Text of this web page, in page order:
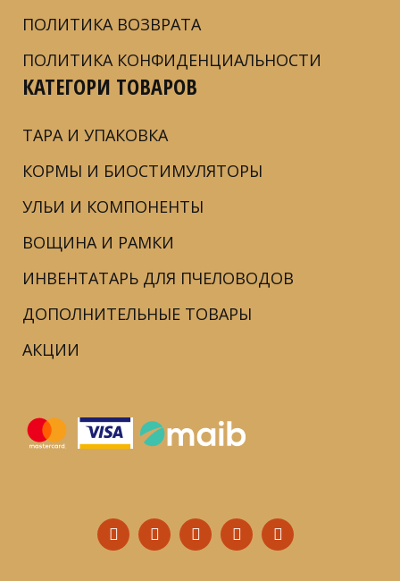
ПОЛИТИКА ВОЗВРАТА
ПОЛИТИКА КОНФИДЕНЦИАЛЬНОСТИ
КАТЕГОРИ ТОВАРОВ
ТАРА И УПАКОВКА
КОРМЫ И БИОСТИМУЛЯТОРЫ
УЛЬИ И КОМПОНЕНТЫ
ВОЩИНА И РАМКИ
ИНВЕНТАТАРЬ ДЛЯ ПЧЕЛОВОДОВ
ДОПОЛНИТЕЛЬНЫЕ ТОВАРЫ
АКЦИИ